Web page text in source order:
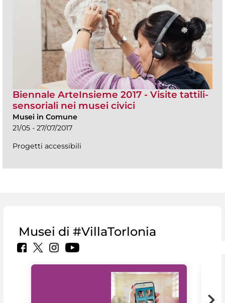
Biennale ArteInsieme 2017 - Visite tattili-
sensoriali nei musei civici
Musei in Comune
21/05 - 27/07/2017
Progetti accessibili
Musei di #VillaTorlonia